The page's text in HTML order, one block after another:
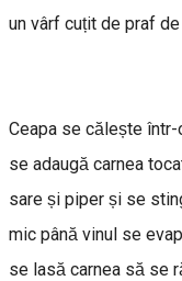
un vârf cuțit de praf
Ceapa se călește
se adaugă carnea
sare și piper și se
mic până vinul se
se lasă carnea să se